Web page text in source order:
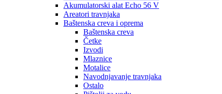
Akumulatorski alat Echo 56 V
Areatori travnjaka
Baštenska creva i oprema
Baštenska creva
Četke
Izvodi
Mlaznice
Motalice
Navodnjavanje travnjaka
Ostalo